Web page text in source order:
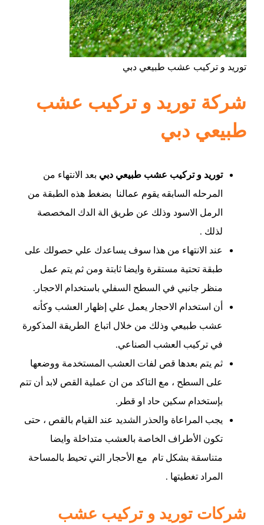
توريد و تركيب عشب طبيعي دبي
شركة توريد و تركيب عشب
طبيعي دبي
توريد و تركيب عشب طبيعي دبي بعد الانتهاء من
المرحله السابقه يقوم عمالنا بضغط هذه الطبقة من
الرمل الاسود وذلك عن طريق الة الدك المخصصة
لذلك .
عند الانتهاء من هذا سوف يساعدك علي حصولك على
طبقة تحتية مستقرة وايضا ثابتة ومن ثم يتم عمل
منظر جانبي في السطح السفلي باستخدام الاحجار.
أن استخدام الاحجار يعمل علي إظهار العشب وكأنه
عشب طبيعي وذلك من خلال اتباع الطريقة المذكورة
في تركيب العشب الصناعي.
ثم يتم بعدها قص لفات العشب المستخدمة ووضعها
على السطح ، مع التاكد من ان عملية القص لابد أن تتم
بإستخدام سكين حاد او قطر.
يجب المراعاة والحذر الشديد عند القيام بالقص ، حتى
تكون الأطراف الخاصة بالعشب متداخلة وايضا
متناسقة بشكل تام مع الأحجار التي تحيط بالمساحة
المراد تغطيتها .
شركات توريد و تركيب عشب